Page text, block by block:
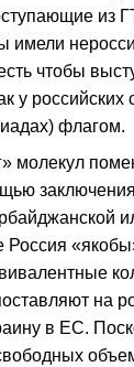
из
имели
чтобы
у российских
флагом.
молекул
Россия
на
в ЕС.